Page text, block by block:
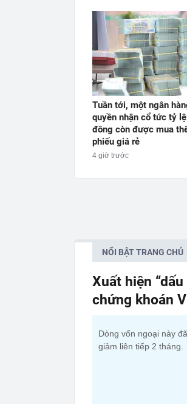
Tuần tới, một ngân
quyền nhận cổ tức tỷ
đông còn được mua
phiếu giá rẻ
4 giờ trước
NỔI BẬT TRANG CHỦ
Xuất hiện
chứng khoán
Dòng vốn ngoại này
giảm liên tiếp 2 tháng.